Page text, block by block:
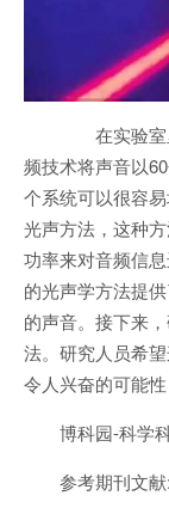
在实验室
频技术将声音以
个系统可以很容
光声方法，这种
功率来对音频信
的光声学方法提
的声音。接下来
法。研究人员希
令人兴奋的可能
博科园-科学
参考期刊文献